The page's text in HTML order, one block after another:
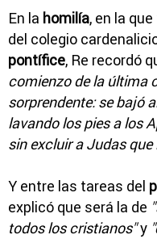
En la homilía, en la
del colegio
pontífice, Re recordó
comienzo de la última
sorprendente: se bajó
lavando los pies a los
sin excluir a Judas
Y entre las tareas del
explicó que será la de
todos los cristianos"y